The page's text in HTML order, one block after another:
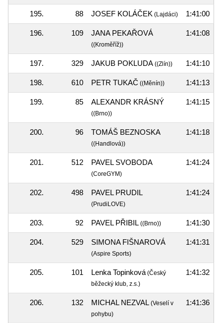
195. 88 JOSEF KOLÁČEK (Lajdáci) 1:41:00
196. 109 JANA PEKAŘOVÁ
((Kroměříž))
1:41:08
197. 329 JAKUB POKLUDA ((Zlín)) 1:41:10
198. 610 PETR TUKAČ ((Měnín)) 1:41:13
199. 85 ALEXANDR KRÁSNÝ
((Brno))
1:41:15
200. 96 TOMÁŠ BEZNOSKA
((Handlová))
1:41:18
201. 512 PAVEL SVOBODA
(CoreGYM)
1:41:24
202. 498 PAVEL PRUDIL
(PrudiLOVE)
1:41:24
203. 92 PAVEL PŘIBIL ((Brno)) 1:41:30
204. 529 SIMONA FIŠNAROVÁ
(Aspire Sports)
1:41:31
205. 101 Lenka Topinková(Český
běžecký klub, z.s.)
1:41:32
206. 132 MICHAL NEZVAL (Veselí v
pohybu)
1:41:36